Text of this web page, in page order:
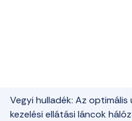
Vegyi hulladék: Az optimális
kezelési ellátási láncok